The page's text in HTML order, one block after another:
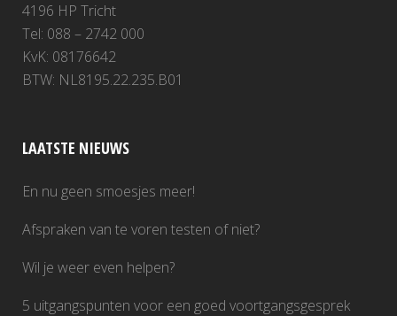
4196 HP Tricht
Tel: 088 – 2742 000
KvK: 08176642
BTW: NL8195.22.235.B01
LAATSTE NIEUWS
En nu geen smoesjes meer!
Afspraken van te voren testen of niet?
Wil je weer even helpen?
5 uitgangspunten voor een goed voortgangsgesprek